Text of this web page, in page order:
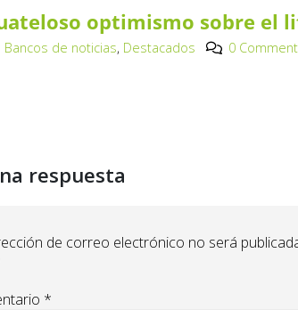
optimismo sobre el
Bancos de noticias, Destacados 0
respuesta
de correo electrónico no será
*